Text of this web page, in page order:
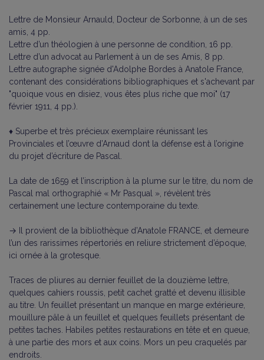
Lettre de Monsieur Arnauld, Docteur de Sorbonne, à un de ses
amis, 4 pp.
Lettre d’un théologien à une personne de condition, 16 pp.
Lettre d’un advocat au Parlement à un de ses Amis, 8 pp.
Lettre autographe signée d'Adolphe Bordes à Anatole France,
contenant des considérations bibliographiques et s'achevant par
"quoique vous en disiez, vous êtes plus riche que moi" (17
février 1911, 4 pp.).
♦ Superbe et très précieux exemplaire réunissant les
Provinciales et l’œuvre d’Arnaud dont la défense est à l’origine
du projet d’écriture de Pascal.
La date de 1659 et l’inscription à la plume sur le titre, du nom de
Pascal mal orthographié « Mr Pasqual », révèlent très
certainement une lecture contemporaine du texte.
→ Il provient de la bibliothèque d’Anatole FRANCE, et demeure
l’un des rarissimes répertoriés en reliure strictement d’époque,
ici ornée à la grotesque.
Traces de pliures au dernier feuillet de la douzième lettre,
quelques cahiers roussis, petit cachet gratté et devenu illisible
au titre. Un feuillet présentant un manque en marge extérieure,
mouillure pâle à un feuillet et quelques feuillets présentant de
petites taches. Habiles petites restaurations en tête et en queue,
à une partie des mors et aux coins. Mors un peu craquelés par
endroits.